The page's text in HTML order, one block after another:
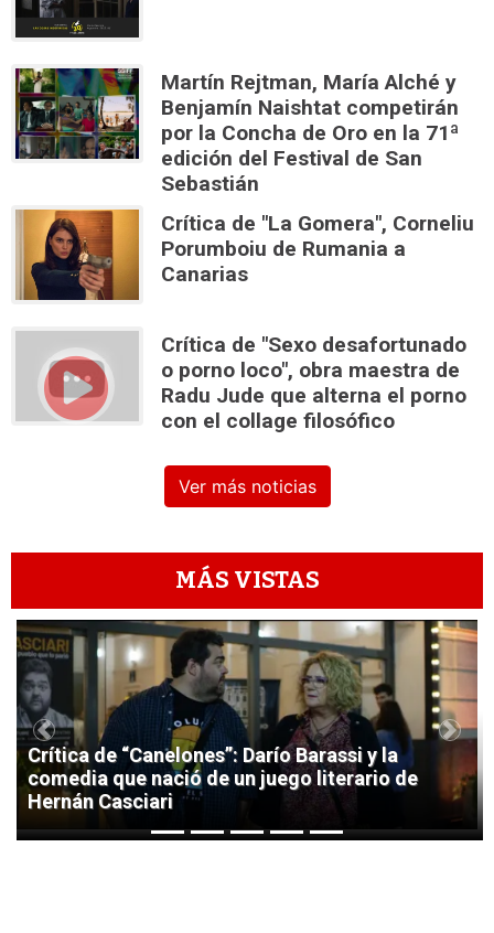
Martín Rejtman, María Alché y
Benjamín Naishtat competirán
por la Concha de Oro en la 71ª
edición del Festival de San
Sebastián
Crítica de "La Gomera", Corneliu
Porumboiu de Rumania a
Canarias
Crítica de "Sexo desafortunado
o porno loco", obra maestra de
Radu Jude que alterna el porno
con el collage filosófico
Ver más noticias
MÁS VISTAS
1
Crítica de “Canelones”: Darío Barassi y la
comedia que nació de un juego literario de
Hernán Casciari
Previous Next